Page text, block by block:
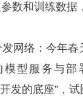
数和训练数据
网络：今年春
型服务与部
发的底座”，